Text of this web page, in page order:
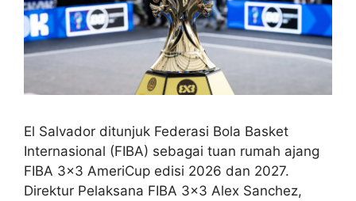
El Salvador ditunjuk Federasi Bola Basket
Internasional (FIBA) sebagai tuan rumah ajang
FIBA 3×3 AmeriCup edisi 2026 dan 2027.
Direktur Pelaksana FIBA 3×3 Alex Sanchez,